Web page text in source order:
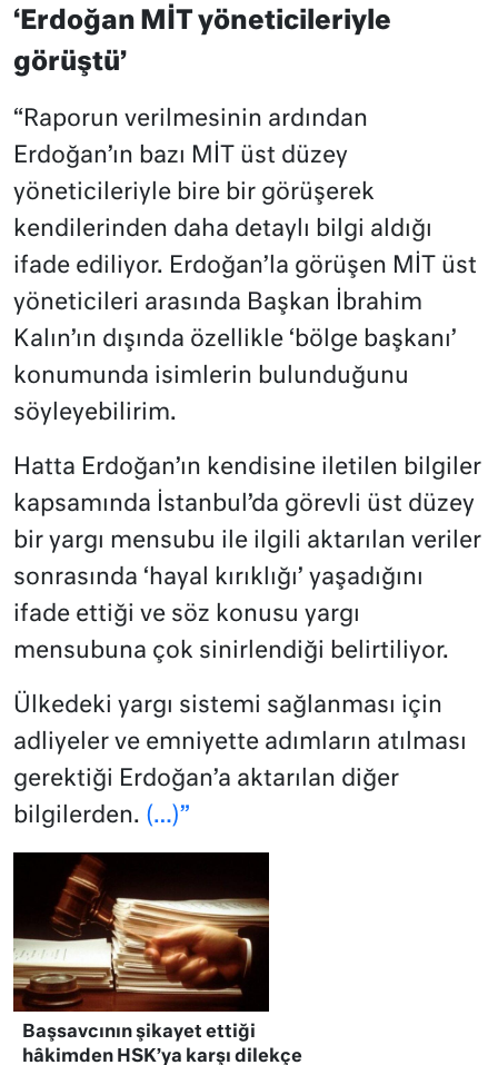
‘Erdoğan MİT yöneticileriyle
görüştü’
“Raporun verilmesinin ardından
Erdoğan’ın bazı MİT üst düzey
yöneticileriyle bire bir görüşerek
kendilerinden daha detaylı bilgi aldığı
ifade ediliyor. Erdoğan’la görüşen MİT üst
yöneticileri arasında Başkan İbrahim
Kalın’ın dışında özellikle ‘bölge başkanı’
konumunda isimlerin bulunduğunu
söyleyebilirim.
Hatta Erdoğan’ın kendisine iletilen bilgiler
kapsamında İstanbul’da görevli üst düzey
bir yargı mensubu ile ilgili aktarılan veriler
sonrasında ‘hayal kırıklığı’ yaşadığını
ifade ettiği ve söz konusu yargı
mensubuna çok sinirlendiği belirtiliyor.
Ülkedeki yargı sistemi sağlanması için
adliyeler ve emniyette adımların atılması
gerektiği Erdoğan’a aktarılan diğer
bilgilerden. (…)”
Başsavcının şikayet ettiği
hâkimden HSK’ya karşı dilekçe